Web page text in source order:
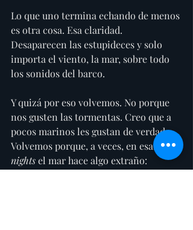
Lo que uno termina echando de menos
es otra cosa. Esa claridad.
Desaparecen las estupideces y solo
importa el viento, la mar, sobre todo
los sonidos del barco.
Y quizá por eso volvemos. No porque
nos gusten las tormentas. Creo que a
pocos marinos les gustan de verdad.
Volvemos porque, a veces, en esas wild
nights el mar hace algo extraño: